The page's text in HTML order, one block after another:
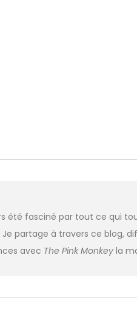
été fasciné par tout ce qui
partage à travers ce blog,
avec The Pink Monkey la